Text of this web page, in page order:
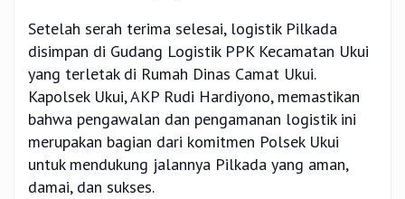
Setelah serah terima selesai, logistik Pilkada
disimpan di Gudang Logistik PPK Kecamatan Ukui
yang terletak di Rumah Dinas Camat Ukui.
Kapolsek Ukui, AKP Rudi Hardiyono, memastikan
bahwa pengawalan dan pengamanan logistik ini
merupakan bagian dari komitmen Polsek Ukui
untuk mendukung jalannya Pilkada yang aman,
damai, dan sukses.